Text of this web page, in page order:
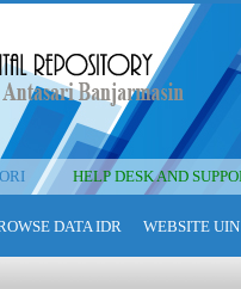
HELP DESK AND
DATA IDR WEBSITE